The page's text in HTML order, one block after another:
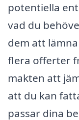
potentiella
vad du
dem att
flera offerter
makten att
att du kan
passar dina